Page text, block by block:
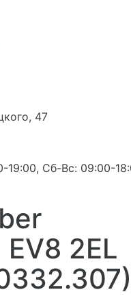
47
19:00, Сб-Вс: 09:00-
2EL